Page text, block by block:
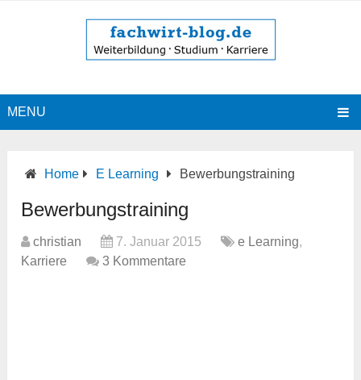
MENU
Home E Learning Bewerbungstraining
Bewerbungstraining
christian 7. Januar 2015 e Learning,
Karriere
3 Kommentare